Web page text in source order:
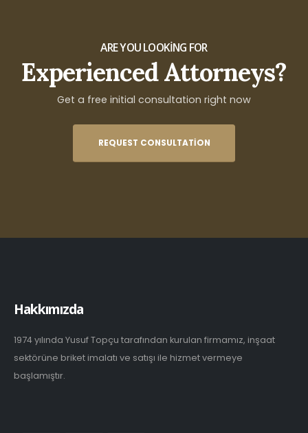
ARE YOU LOOKING FOR
Experienced Attorneys?
Get a free initial consultation right now
REQUEST CONSULTATION
Hakkımızda
1974 yılında Yusuf Topçu tarafından kurulan firmamız, inşaat
sektörüne briket imalatı ve satışı ile hizmet vermeye
başlamıştır.